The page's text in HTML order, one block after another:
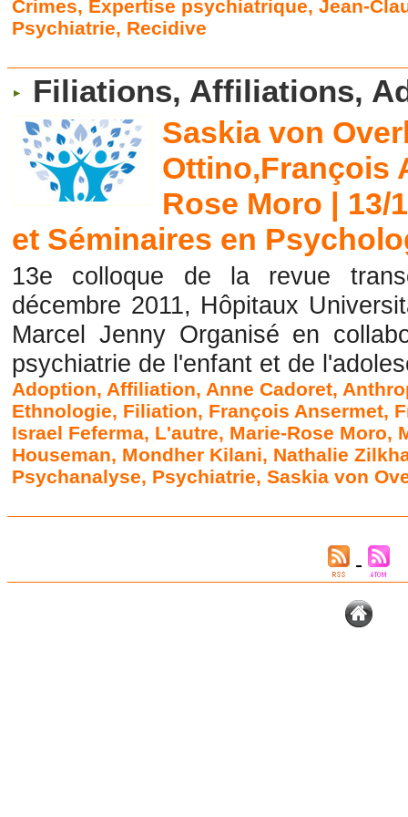
Crimes, Expertise psychiatrique,Jean-
Psychiatrie, Recidive
Filiations, Affiliations,
Saskia von
Ottino,François
Rose Moro | 13/
et Séminaires en
13e colloque de la revue
décembre 2011, Hôpitaux
Marcel Jenny Organisé en
psychiatrie de l'enfant et de
Adoption, Affiliation, Anne Cadoret,
Ethnologie, Filiation, François Ansermet,
Israel Feferma, L'autre, Marie-Rose Moro,
Houseman, Mondher Kilani, Nathalie
Psychanalyse, Psychiatrie,Saskia von